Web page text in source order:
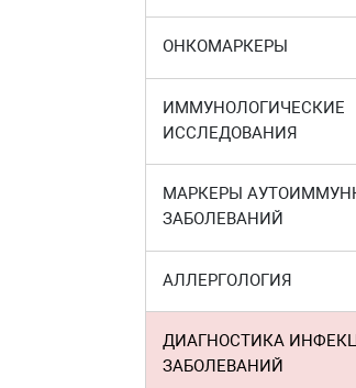
ОНКОМАРКЕРЫ
ИММУНОЛОГИЧЕСКИЕ
ИССЛЕДОВАНИЯ
МАРКЕРЫ
ЗАБОЛЕВАНИЙ
АЛЛЕРГОЛОГИЯ
ДИАГНОСТИКА
ЗАБОЛЕВАНИЙ